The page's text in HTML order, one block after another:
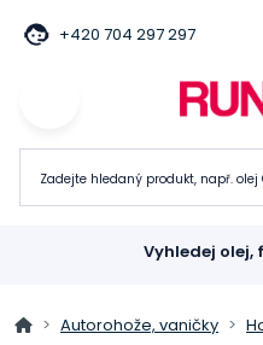
+420 704 297 297
Vyhledej olej,
Autorohože, vaničky